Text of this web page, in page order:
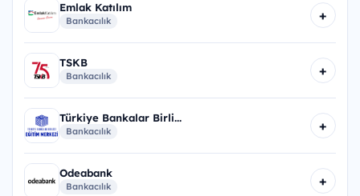
Emlak Katılım
Bankacılık +
TSKB
Bankacılık +
Türkiye Bankalar Birli...
Bankacılık +
Odeabank
Bankacılık +